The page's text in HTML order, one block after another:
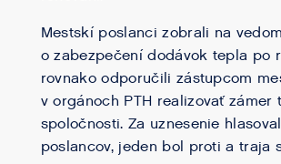
Mestskí poslanci zobrali na
o zabezpečení dodávok tepla po
rovnako odporučili zástupcom
v orgánoch PTH realizovať zámer
spoločnosti. Za uznesenie
poslancov, jeden bol proti a traja